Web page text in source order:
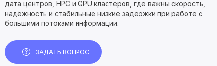
дата центров, HPC и GPU кластеров, где важны скорость,
надёжность и стабильные низкие задержки при работе с
большими потоками информации.
ЗАДАТЬ ВОПРОС